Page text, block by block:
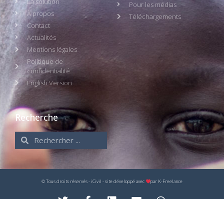
À propos
Contact
Actualités
Mentions légales
Politique de
confidentialité
English Version
Pour les médias
Téléchargements
Recherche
© Tous droits réservés - iCivil - site développé avec par K-Freelance